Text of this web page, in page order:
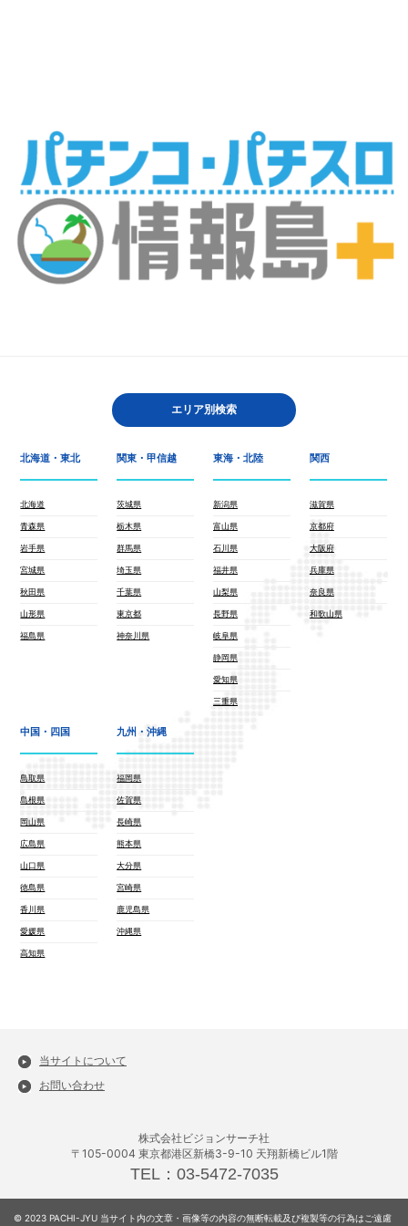
『М＆Ｋ守山店』を追加しました。
2026/05/01
『ダイエー花園店』を追加しました。
2026/04/27
『ＰＩＡ大船１店』を追加しました。
エリア別検索
北海道・東北
北海道
青森県
岩手県
宮城県
秋田県
山形県
福島県
関東・甲信越
茨城県
栃木県
群馬県
埼玉県
千葉県
東京都
神奈川県
東海・北陸
新潟県
富山県
石川県
福井県
山梨県
長野県
岐阜県
静岡県
愛知県
三重県
関西
滋賀県
京都府
大阪府
兵庫県
奈良県
和歌山県
中国・四国
鳥取県
島根県
岡山県
広島県
山口県
徳島県
香川県
愛媛県
高知県
九州・沖縄
福岡県
佐賀県
長崎県
熊本県
大分県
宮崎県
鹿児島県
沖縄県
当サイトについて
お問い合わせ
株式会社ビジョンサーチ社
〒105-0004 東京都港区新橋3-9-10 天翔新橋ビル1階
TEL：03-5472-7035
© 2023 PACHI-JYU 当サイト内の文章・画像等の内容の無断転載及び複製等の行為はご遠慮